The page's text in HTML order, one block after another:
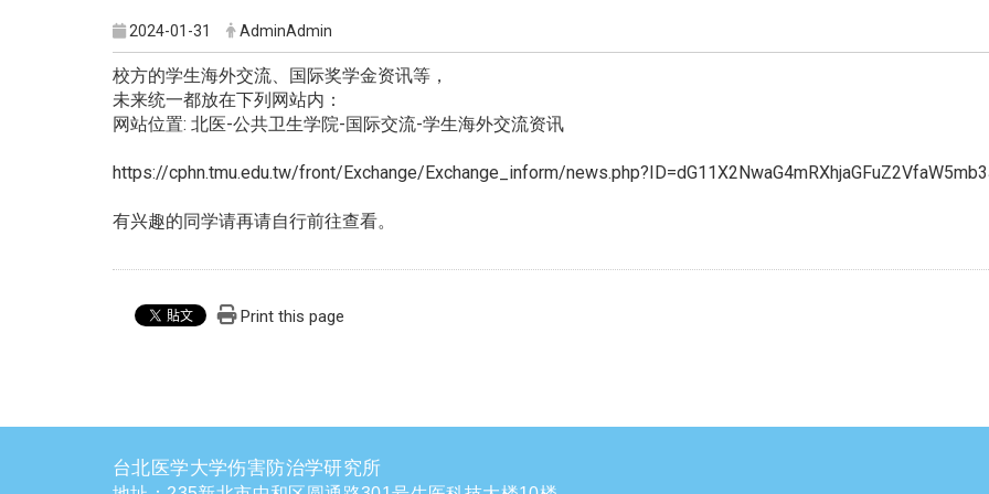
2024-01-31 AdminAdmin
校方的学生海外交流、国际奖学金资讯等，
未来统一都放在下列网站内：
网站位置: 北医-公共卫生学院-国际交流-学生海外交流资讯
https://cphn.tmu.edu.tw/front/Exchange/Exchange_inform/
有兴趣的同学请再请自行前往查看。
Print this page
台北医学大学伤害防治学研究所